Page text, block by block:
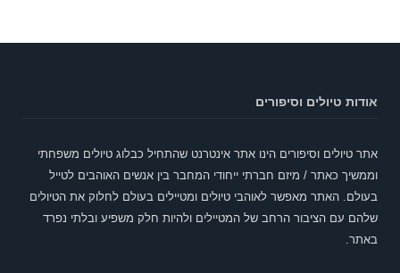
אודות טיולים וסיפורים
אתר טיולים וסיפורים הינו אתר אינטרנט שהתחיל כבלוג טיולים משפחתי
וממשיך כאתר / מיזם חברתי ייחודי המחבר בין אנשים האוהבים לטייל
בעולם. האתר מאפשר לאוהבי טיולים ומטיילים בעולם לחלוק את הטיולים
שלהם עם הציבור הרחב של המטיילים ולהיות חלק משפיע ובלתי נפרד
באתר.